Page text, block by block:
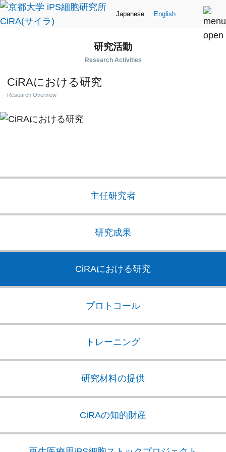
Japanese English
研究活動
Research Activities
CiRAにおける研究
Research Overview
主任研究者
研究成果
CiRAにおける研究
プロトコール
トレーニング
研究材料の提供
CiRAの知的財産